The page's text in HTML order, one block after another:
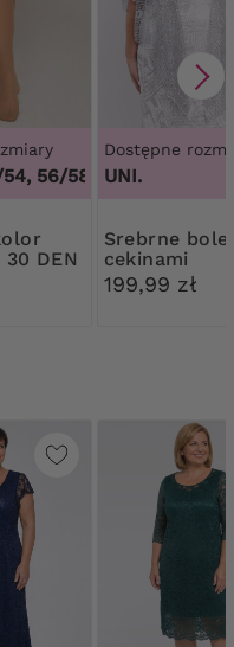
56/58, 60/62
DEN
Dostępne
UNI.
Srebrne bolerko z
cekinami
199,99 zł